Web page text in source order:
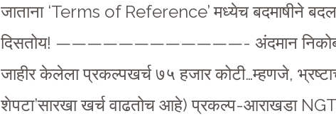
जाताना ‘Terms of Reference’ मध्येच बदमाषीने
दिसतोय! ————————————- अंदमान निकोबार
जाहीर केलेला प्रकल्पखर्च ७५ हजार कोटी…म्हणजे,
शेपटा’सारखा खर्च वाढतोच आहे) प्रकल्प-आराखडा